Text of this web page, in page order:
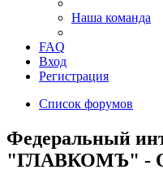
Наша команда
FAQ
Вход
Регистрация
Список форумов
Федеральный
"ГЛАВКОМЪ" -